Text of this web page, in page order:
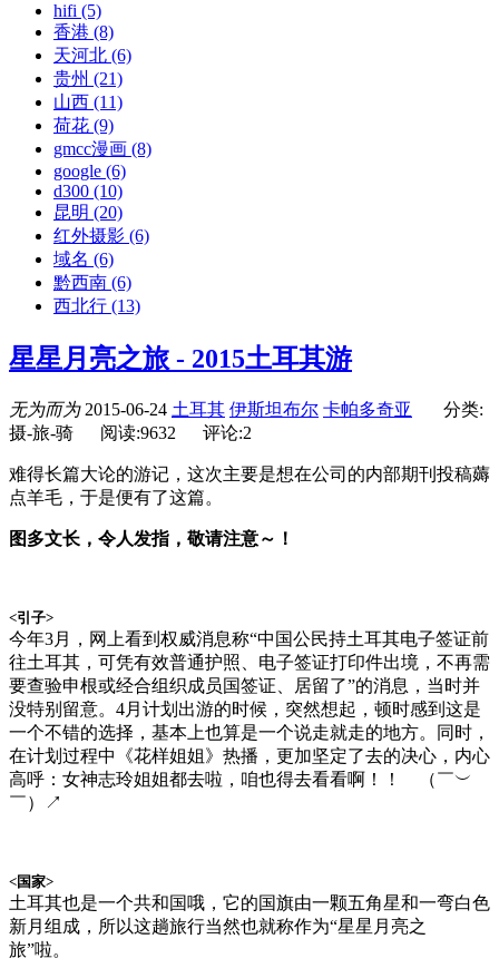
hifi (5)
香港 (8)
天河北 (6)
贵州 (21)
山西 (11)
荷花 (9)
gmcc漫画 (8)
google (6)
d300 (10)
昆明 (20)
红外摄影 (6)
域名 (6)
黔西南 (6)
西北行 (13)
星星月亮之旅 - 2015土耳其游
无为而为 2015-06-24 土耳其 伊斯坦布尔 卡帕多奇亚
分类:
摄-旅-骑
阅读:9632 评论:2
难得长篇大论的游记，这次主要是想在公司的内部期刊投稿薅
点羊毛，于是便有了这篇。
图多文长，令人发指，敬请注意～！
<引子>
今年3月，网上看到权威消息称“中国公民持土耳其电子签证前
往土耳其，可凭有效普通护照、电子签证打印件出境，不再需
要查验申根或经合组织成员国签证、居留了”的消息，当时并
没特别留意。4月计划出游的时候，突然想起，顿时感到这是
一个不错的选择，基本上也算是一个说走就走的地方。同时，
在计划过程中《花样姐姐》热播，更加坚定了去的决心，内心
高呼：女神志玲姐姐都去啦，咱也得去看看啊！！ （￣︶
￣）↗
<国家>
土耳其也是一个共和国哦，它的国旗由一颗五角星和一弯白色
新月组成，所以这趟旅行当然也就称作为“星星月亮之
旅”啦。